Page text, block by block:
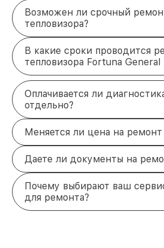
Возможен ли срочный
тепловизора?
В какие сроки проводится
тепловизора Fortuna General
Оплачивается ли
отдельно?
Меняется ли цена на ремонт
Даете ли документы на
Почему выбирают ваш
для ремонта?